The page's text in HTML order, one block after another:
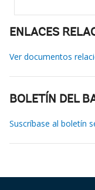
ENLACES
Ver documentos
BOLETÍN DEL
Suscríbase al boletín